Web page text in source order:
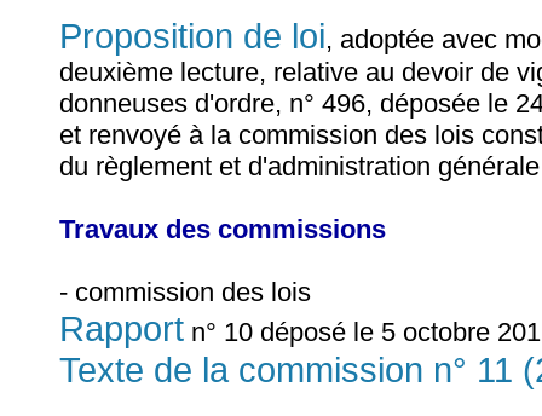
Proposition de loi, adoptée avec
deuxième lecture, relative au devoir de
donneuses d'ordre, n° 496, déposée le
et renvoyé à la commission des lois
du règlement et d'administration générale
Travaux des commissions
- commission des lois
Rapport n° 10 déposé le 5 octobre
Texte de la commission n° 11